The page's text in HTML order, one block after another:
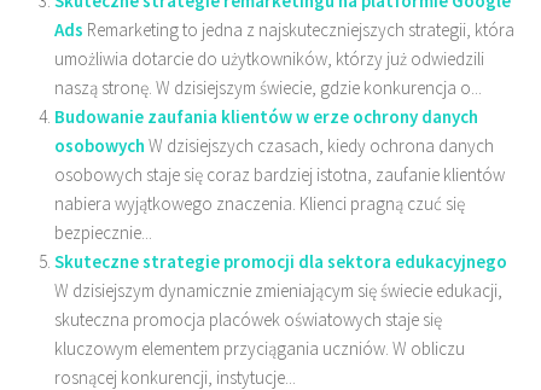
Ads Remarketing to jedna z najskuteczniejszych strategii, która
umożliwia dotarcie do użytkowników, którzy już odwiedzili
naszą stronę. W dzisiejszym świecie, gdzie konkurencja o...
Budowanie zaufania klientów w erze ochrony danych
osobowych W dzisiejszych czasach, kiedy ochrona danych
osobowych staje się coraz bardziej istotna, zaufanie klientów
nabiera wyjątkowego znaczenia. Klienci pragną czuć się
bezpiecznie...
Skuteczne strategie promocji dla sektora edukacyjnego
W dzisiejszym dynamicznie zmieniającym się świecie edukacji,
skuteczna promocja placówek oświatowych staje się
kluczowym elementem przyciągania uczniów. W obliczu
rosnącej konkurencji, instytucje...